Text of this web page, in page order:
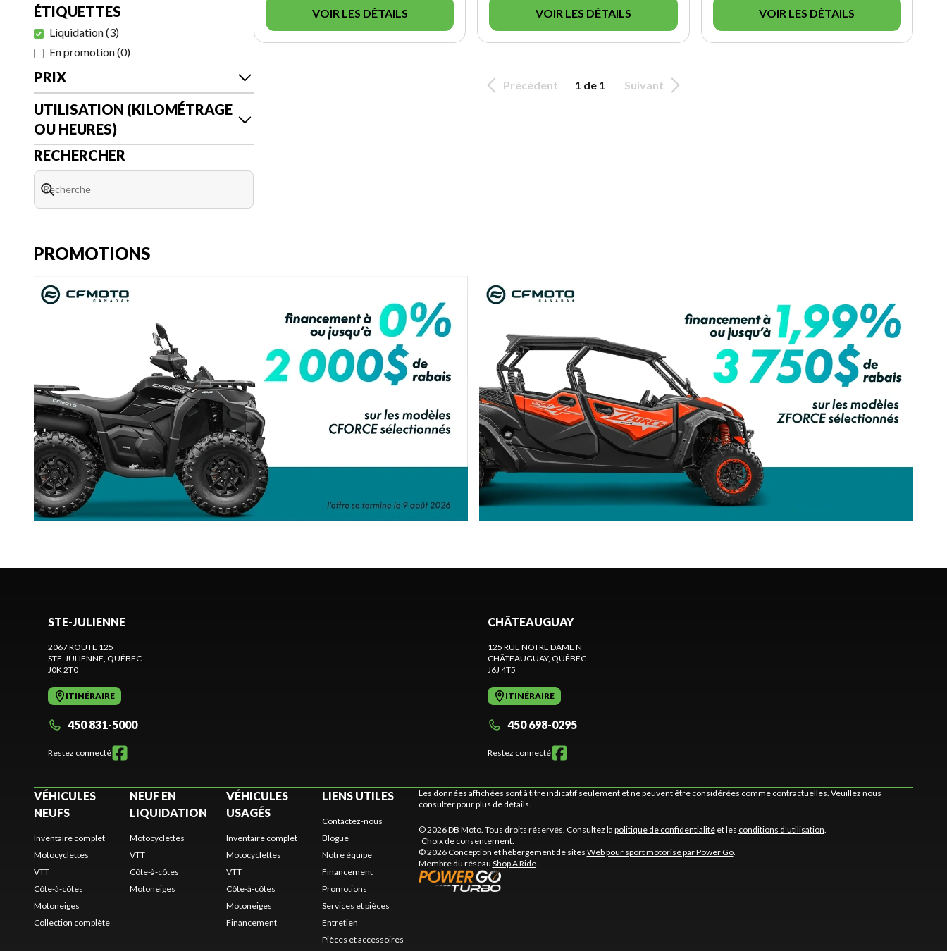
ÉTIQUETTES
Liquidation(3)
En promotion(0)
PRIX
UTILISATION (KILOMÉTRAGE
OU HEURES)
RECHERCHER
VOIR LES DÉTAILS VOIR LES DÉTAILS VOIR LES DÉTAILS
Précédent 1 de 1 Suivant
PROMOTIONS
STE-JULIENNE
2067 ROUTE 125
STE-JULIENNE , QUÉBEC
J0K 2T0
ITINÉRAIRE
450 831-5000
Restez connecté
CHÂTEAUGUAY
125 RUE NOTRE DAME N
CHÂTEAUGUAY, QUÉBEC
J6J 4T5
ITINÉRAIRE
450 698-0295
Restez connecté
VÉHICULES
NEUFS
Inventaire complet
Motocyclettes
VTT
Côte-à-côtes
Motoneiges
Collection complète
NEUF EN
LIQUIDATION
Motocyclettes
VTT
Côte-à-côtes
Motoneiges
VÉHICULES
USAGÉS
Inventaire complet
Motocyclettes
VTT
Côte-à-côtes
Motoneiges
Financement
LIENS UTILES
Contactez-nous
Blogue
Notre équipe
Financement
Promotions
Services et pièces
Entretien
Pièces et accessoires
Les données affichées sont à titre indicatif seulement et ne peuvent être considérées comme contractuelles. Veuillez nous
consulter pour plus de détails.
© 2026 DB Moto. Tous droits réservés. Consultez la politique de confidentialitéet les conditions d'utilisation
Choix de consentement.
© 2026 Conception et hébergement de sites Web pour sport motorisé par Power Go.
Membre du réseau Shop A Ride.